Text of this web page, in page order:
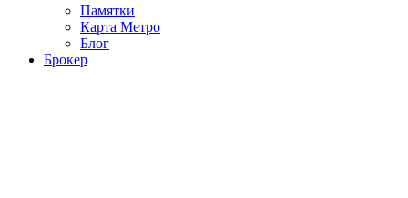
Памятки
Карта Метро
Блог
Брокер